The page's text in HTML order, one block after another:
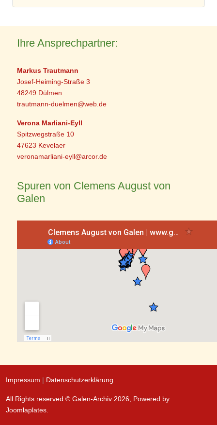
Ihre Ansprechpartner:
Markus Trautmann
Josef-Heiming-Straße 3
48249 Dülmen
trautmann-duelmen@web.de
Verona Marliani-Eyll
Spitzwegstraße 10
47623 Kevelaer
veronamarliani-eyll@arcor.de
Spuren von Clemens August von
Galen
Impressum | Datenschutzerklärung
All Rights reserved © Galen-Archiv 2026, Powered by
Joomlaplates